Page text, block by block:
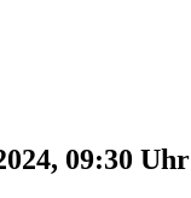
09:30 Uhr